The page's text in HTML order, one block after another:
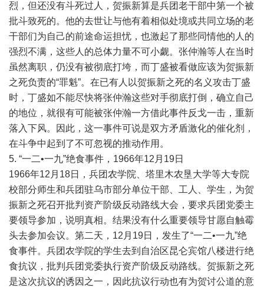
烈，但还没有斗死过人，贺振新算是兵团老干部中第一个被
批斗致死的。他的去世让与他有着相似处境或共同立场的老
干部们为自己的前途命运担忧，也激起了那些同情他的人的
强烈不满，这些人的总体力量不可小觑。张仲瀚等人在当时
虽然离职，仍没有被彻底打垮，而丁盛被看做应该为贺振新
之死负责的“罪魁”。在已有人以贺振新之死的名义攻击丁盛
时，丁盛如不能尽快将张仲瀚这些对手彻底打倒，确立自己
的地位，就很有可能被张仲瀚一方借此事件反戈一击，重新
落入下风。因此，这一事件可说是双方矛盾激化的催化剂，
在斗争中起到了不可忽视的推动作用。
5. “一二•一九”绝食事件，1966年12月19日
1966年12月18日，兵团农学院、塔里木农垦大学等大专院
校部分师生和兵团驻乌市部分单位干部、工人、学生，为贺
振新之死召开批判资产阶级反动路线大会，要求兵团党委主
要领导参加，说明真相。结果没有什么重要领导甘愿自触霉
头去参加会议。第二天，12月19日，发生了“一二•一九”绝
食事件。兵团农学院的学生去到自治区昆仑宾馆八楼进行绝
食抗议，批判兵团党委执行资产阶级反动路线。贺振新之死
是这次抗议的诱因之一，因此抗议行动也有为贺讨公道的意